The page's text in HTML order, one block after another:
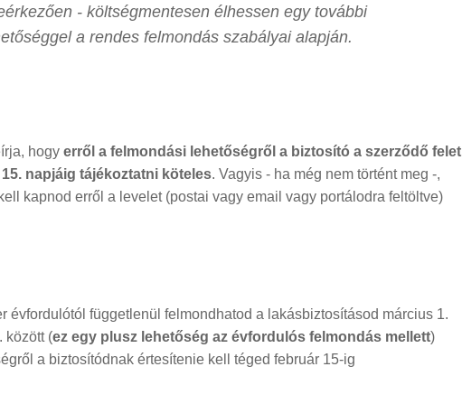
- költségmentesen élhessen egy további
a rendes felmondás szabályai alapján.
hogy erről a felmondási lehetőségről a biztosító a szerződő felet
napjáig tájékoztatni köteles. Vagyis - ha még nem történt meg -,
kapnod erről a levelet (postai vagy email vagy portálodra feltöltve)
évfordulótól függetlenül felmondhatod a lakásbiztosításod március 1.
között (ez egy plusz lehetőség az évfordulós felmondás mellett)
a biztosítódnak értesítenie kell téged február 15-ig